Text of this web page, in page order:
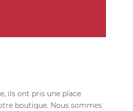
ils ont pris une place
boutique. Nous sommes